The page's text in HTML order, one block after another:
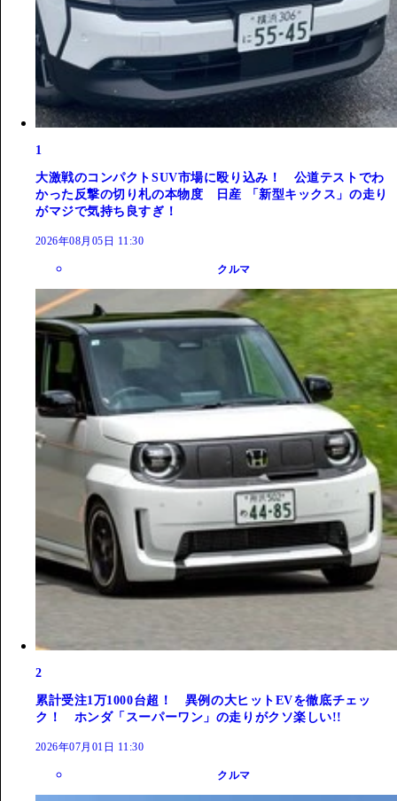
1
大激戦のコンパクトSUV市場に殴り込み！ 公道テストでわ
かった反撃の切り札の本物度 日産 「新型キックス」の走り
がマジで気持ち良すぎ！
2026年08月05日 11:30
クルマ
2
累計受注1万1000台超！ 異例の大ヒットEVを徹底チェッ
ク！ ホンダ「スーパーワン」の走りがクソ楽しい!!
2026年07月01日 11:30
クルマ